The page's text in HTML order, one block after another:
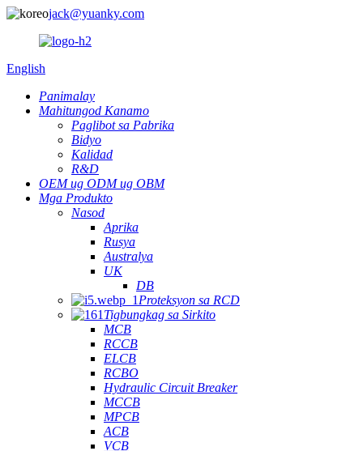
jack@yuanky.com
English
Panimalay
Mahitungod Kanamo
Paglibot sa Pabrika
Bidyo
Kalidad
R&D
OEM ug ODM ug OBM
Mga Produkto
Nasod
Aprika
Rusya
Australya
UK
DB
Proteksyon sa RCD
Tigbungkag sa Sirkito
MCB
RCCB
ELCB
RCBO
Hydraulic Circuit Breaker
MCCB
MPCB
ACB
VCB